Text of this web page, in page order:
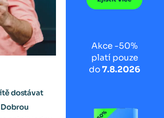
dostávat
Akce -50%
platí pouze
do7.8.2026